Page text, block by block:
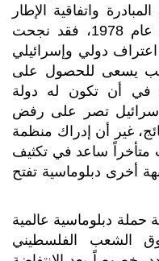
واتفاقية الإطار
الثانية الموقعة في كامب ديفيد عام 1978، فقد نجحت
دولي وإسرائيلي
يسعى للحصول على
في أن تكون له دولة
تصر على رفض
غير أن إدراك منظمة
متأخراً ساعد في تكثيف
أخرى دبلوماسية تفتح
حملة دبلوماسية عالمية
الشعب الفلسطيني